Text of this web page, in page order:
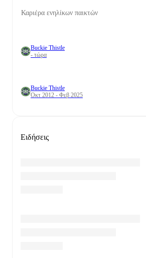
Καριέρα ενηλίκων παικτών
Buckie Thistle
- τώρα
Buckie Thistle
Οκτ 2012 - Φεβ 2025
Ειδήσεις